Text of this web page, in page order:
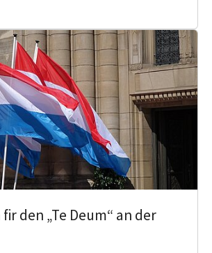
den „Te Deum“ an der